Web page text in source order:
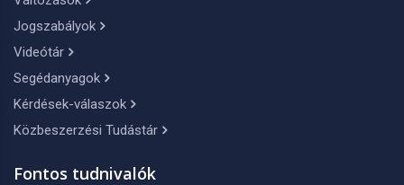
Jogszabályok
Videótár
Segédanyagok
Kérdések-válaszok
Közbeszerzési Tudástár
Fontos tudnivalók